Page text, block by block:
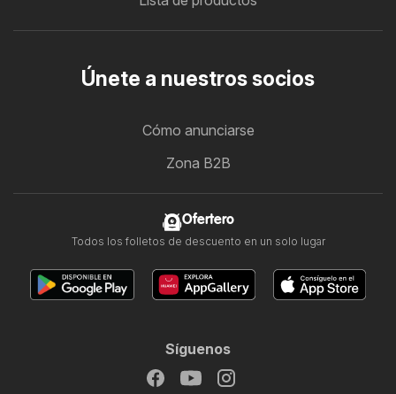
Únete a nuestros socios
Cómo anunciarse
Zona B2B
Ofertero
Todos los folletos de descuento en un solo lugar
Síguenos